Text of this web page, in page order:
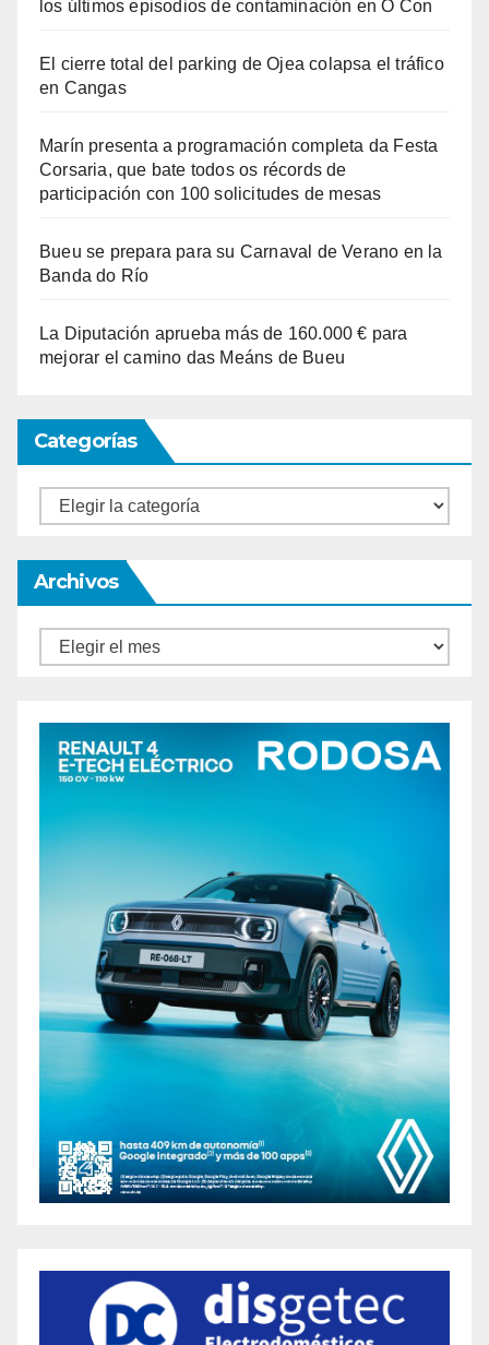
los últimos episodios de contaminación en O Con
El cierre total del parking de Ojea colapsa el tráfico
en Cangas
Marín presenta a programación completa da Festa
Corsaria, que bate todos os récords de
participación con 100 solicitudes de mesas
Bueu se prepara para su Carnaval de Verano en la
Banda do Río
La Diputación aprueba más de 160.000 € para
mejorar el camino das Meáns de Bueu
Categorías
Categorías
Archivos
Archivos